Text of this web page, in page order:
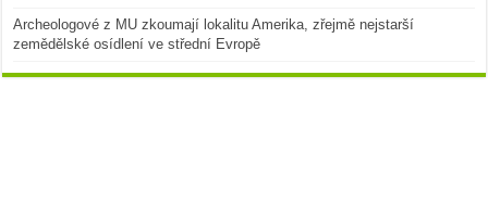
Archeologové z MU zkoumají lokalitu Amerika, zřejmě nejstarší
zemědělské osídlení ve střední Evropě